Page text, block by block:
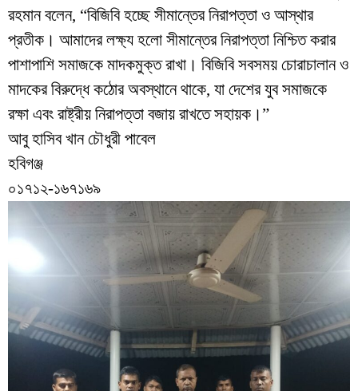
রহমান বলেন, “বিজিবি হচ্ছে সীমান্তের নিরাপত্তা ও আস্থার
প্রতীক। আমাদের লক্ষ্য হলো সীমান্তের নিরাপত্তা নিশ্চিত করার
পাশাপাশি সমাজকে মাদকমুক্ত রাখা। বিজিবি সবসময় চোরাচালান ও
মাদকের বিরুদ্ধে কঠোর অবস্থানে থাকে, যা দেশের যুব সমাজকে
রক্ষা এবং রাষ্ট্রীয় নিরাপত্তা বজায় রাখতে সহায়ক।”
আবু হাসিব খান চৌধুরী পাবেল
হবিগঞ্জ
০১৭১২-১৬৭১৬৯